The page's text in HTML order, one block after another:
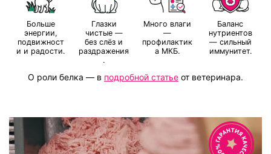
Больше
энергии,
подвижност
и и радости.
Глазки
чистые —
без слёз и
раздражения
.
Много влаги
—
профилактик
а МКБ.
Баланс
нутриентов
— сильный
иммунитет.
О роли белка — в подробной статье от ветеринара.